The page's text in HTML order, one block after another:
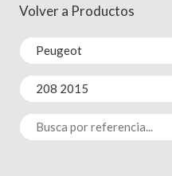
Volver a Productos